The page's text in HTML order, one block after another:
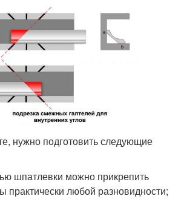
нужно подготовить следующие
шпатлевки можно прикрепить
практически любой разновидности;